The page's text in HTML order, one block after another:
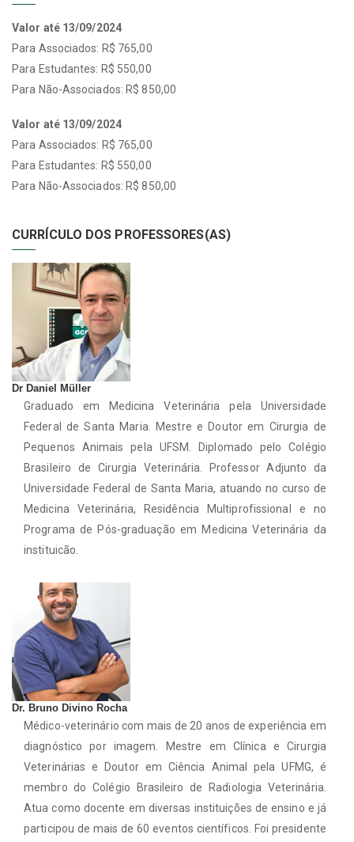
Valor até 13/09/2024
Para Associados: R$ 765,00
Para Estudantes: R$ 550,00
Para Não-Associados: R$ 850,00
Valor até 13/09/2024
Para Associados: R$ 765,00
Para Estudantes: R$ 550,00
Para Não-Associados: R$ 850,00
CURRÍCULO DOS PROFESSORES(AS)
Dr Daniel Müller
Graduado em Medicina Veterinária pela Universidade
Federal de Santa Maria. Mestre e Doutor em Cirurgia de
Pequenos Animais pela UFSM. Diplomado pelo Colégio
Brasileiro de Cirurgia Veterinária. Professor Adjunto da
Universidade Federal de Santa Maria, atuando no curso de
Medicina Veterinária, Residência Multiprofissional e no
Programa de Pós-graduação em Medicina Veterinária da
instituição.
Dr. Bruno Divino Rocha
Médico-veterinário com mais de 20 anos de experiência em
diagnóstico por imagem. Mestre em Clínica e Cirurgia
Veterinárias e Doutor em Ciência Animal pela UFMG, é
membro do Colégio Brasileiro de Radiologia Veterinária.
Atua como docente em diversas instituições de ensino e já
participou de mais de 60 eventos científicos. Foi presidente